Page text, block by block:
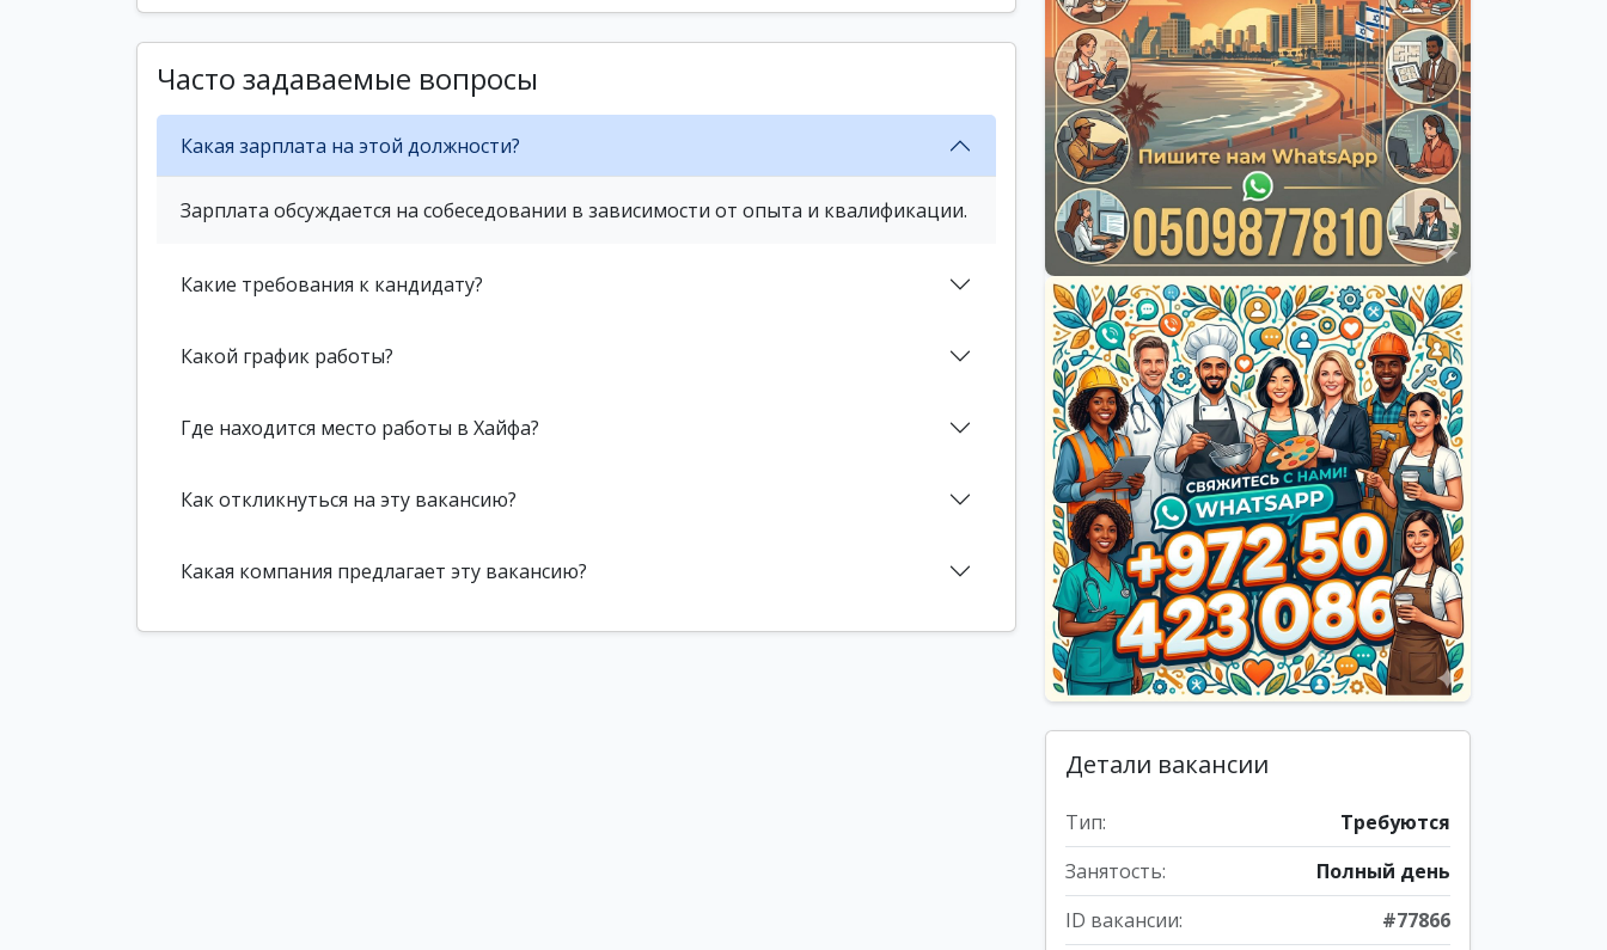
Часто задаваемые вопросы
Какая зарплата на этой должности?
Зарплата обсуждается на собеседовании в зависимости от опыта и квалификации.
Какие требования к кандидату?
Какой график работы?
Где находится место работы в Хайфа?
Как откликнуться на эту вакансию?
Какая компания предлагает эту вакансию?
Детали вакансии
Тип:
Требуются
Занятость:
Полный день
ID вакансии:
#77866